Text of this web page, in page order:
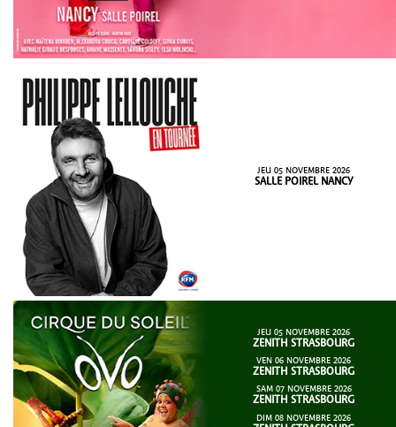
JEU 05 NOVEMBRE 2026
SALLE POIREL NANCY
JEU 05 NOVEMBRE 2026
ZENITH STRASBOURG
VEN 06 NOVEMBRE 2026
ZENITH STRASBOURG
SAM 07 NOVEMBRE 2026
ZENITH STRASBOURG
DIM 08 NOVEMBRE 2026